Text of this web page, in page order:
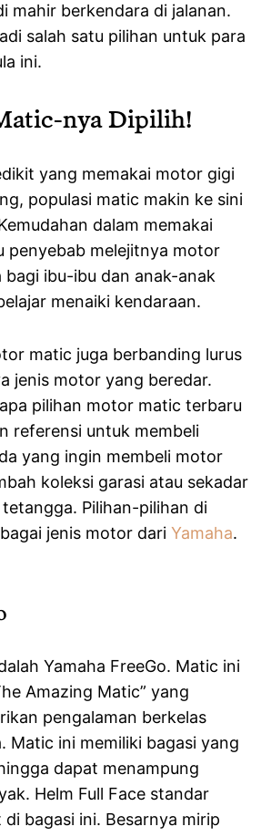
mahir berkendara di jalanan.
salah satu pilihan untuk para
ini.
nya Dipilih!
yang memakai motor gigi
populasi matic makin ke sini
dalam memakai
penyebab melejitnya motor
bagi ibu-ibu dan anak-anak
menaiki kendaraan.
matic juga berbanding lurus
jenis motor yang beredar.
pilihan motor matic terbaru
referensi untuk membeli
yang ingin membeli motor
koleksi garasi atau sekadar
Pilihan-pilihan di
jenis motor dari Yamaha.
Yamaha FreeGo. Matic ini
Amazing Matic” yang
pengalaman berkelas
Matic ini memiliki bagasi yang
dapat menampung
Helm Full Face standar
bagasi ini. Besarnya mirip